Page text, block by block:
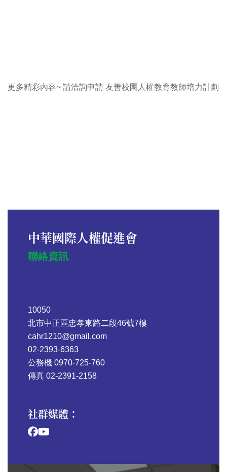
更多精彩內容~ 請洽詢申請 友善校園人權教育教師培力計劃
中華國際人權促進會
聯絡資訊
10050
北市中正區忠孝東路二段46號7樓
cahr1210@gmail.com
02-2393-6363
公務機 0970-725-760
傳真 02-2391-2158
社群媒體：